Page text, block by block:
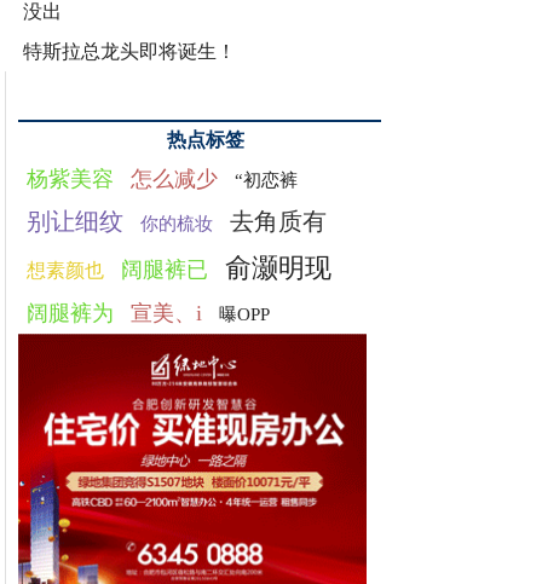
没出
特斯拉总龙头即将诞生！
热点标签
杨紫美容 怎么减少 “初恋裤
别让细纹 你的梳妆 去角质有
想素颜也 阔腿裤已 俞灏明现
阔腿裤为 宣美、i 曝OPP